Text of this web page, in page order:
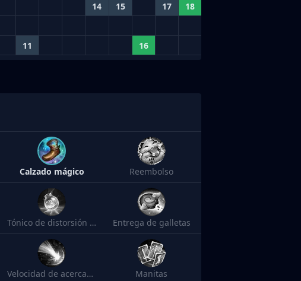
14 15 17 18
11 16
Calzado mágico Reembolso
Tónico de distorsión temporal Entrega de galletas
Velocidad de acercamiento Manitas